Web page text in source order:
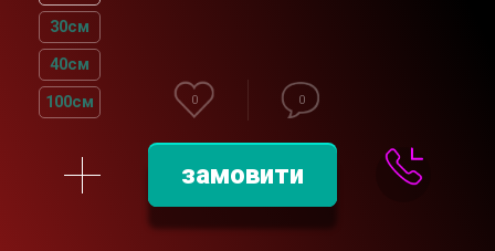
30см
40см
100см
0 0
замовити